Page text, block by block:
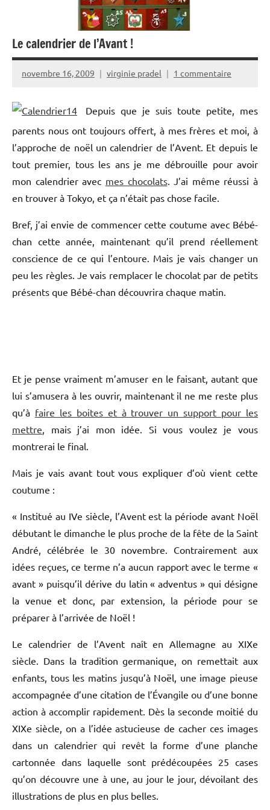
Le calendrier de l’Avant !
novembre 16, 2009 virginie pradel 1 commentaire
Depuis que je suis toute petite, mes
parents nous ont toujours offert, à mes frères et moi, à
l’approche de noël un calendrier de l’Avent. Et depuis le
tout premier, tous les ans je me débrouille pour avoir
mon calendrier avec mes chocolats. J’ai même réussi à
en trouver à Tokyo, et ça n’était pas chose facile.
Bref, j’ai envie de commencer cette coutume avec Bébé-
chan cette année, maintenant qu’il prend réellement
conscience de ce qui l’entoure. Mais je vais changer un
peu les règles. Je vais remplacer le chocolat par de petits
présents que Bébé-chan découvrira chaque matin.
Et je pense vraiment m’amuser en le faisant, autant que
lui s’amusera à les ouvrir, maintenant il ne me reste plus
qu’à faire les boites et à trouver un support pour les
mettre , mais j’ai mon idée. Si vous voulez je vous
montrerai le final.
Mais je vais avant tout vous expliquer d’où vient cette
coutume :
« Institué au IVe siècle, l’Avent est la période avant Noël
débutant le dimanche le plus proche de la fête de la Saint
André, célébrée le 30 novembre. Contrairement aux
idées reçues, ce terme n’a aucun rapport avec le terme «
avant » puisqu’il dérive du latin « adventus » qui désigne
la venue et donc, par extension, la période pour se
préparer à l’arrivée de Noël !
Le calendrier de l’Avent naît en Allemagne au XIXe
siècle. Dans la tradition germanique, on remettait aux
enfants, tous les matins jusqu’à Noël, une image pieuse
accompagnée d’une citation de l’Évangile ou d’une bonne
action à accomplir rapidement. Dès la seconde moitié du
XIXe siècle, on a l’idée astucieuse de cacher ces images
dans un calendrier qui revêt la forme d’une planche
cartonnée dans laquelle sont prédécoupées 25 cases
qu’on découvre une à une, au jour le jour, dévoilant des
illustrations de plus en plus belles.